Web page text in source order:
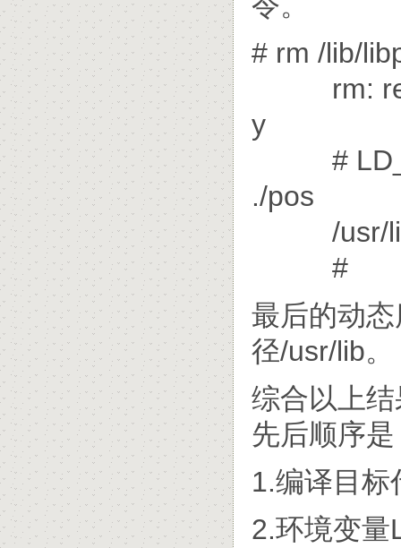
# rm /lib/
rm:
y
#
./pos
/usr/
#
最后的动
径/usr/lib。
综合以上
先后顺序
1.编译目标
2.环境变量